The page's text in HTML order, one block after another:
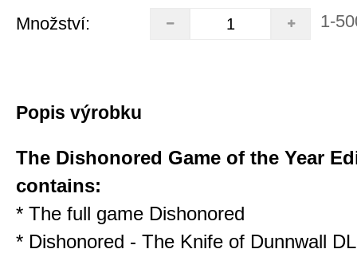
Množství: 1-
Popis výrobku
The Dishonored Game of the Year
contains:
* The full game Dishonored
* Dishonored - The Knife of Dunnwall